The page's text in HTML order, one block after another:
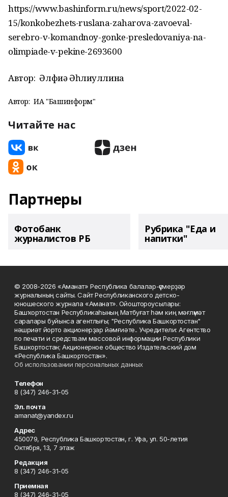
https://www.bashinform.ru/news/sport/2022-02-
15/konkobezhets-ruslana-zaharova-zavoeval-
serebro-v-komandnoy-gonke-presledovaniya-na-
olimpiade-v-pekine-2693600
Автор: Әлфиә Әһлиуллина
Автор: ИА "Башинформ"
Читайте нас
Партнеры
Фотобанк
журналистов РБ
Рубрика "Еда и
напитки"
© 2008-2026 «Аманат» Республика балалар-үҫмерҙәр
журналының сайты. Сайт Республиканского детско-
юношеского журнала «Аманат». Ойоштороусылары:
Башҡортостан Республикаһының Матбуғат һәм киң мәғлүмәт
саралары буйынса агентлығы; "Республика Башкортостан"
нәшриәт йорто акционерҙар йәмғиәте.. Учредители: Агентство
по печати и средствам массовой информации Республики
Башкортостан; Акционерное общество Издательский дом
«Республика Башкортостан».
Об использовании персональных данных
Телефон
8 (347) 246-31-05
Эл. почта
amanat@yandex.ru
Адрес
450079, Республика Башкортостан, г. Уфа, ул. 50-летия
Октября, 13, 7 этаж
Редакция
8 (347) 246-31-05
Приемная
8 (347) 246-31-05